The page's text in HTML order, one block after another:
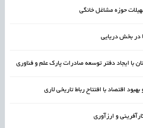
در بخش دریایی
با ایجاد دفتر توسعه صادرات پارک علم و فناوری
اقتصاد با افتتاح رباط تاریخی لاری
و ارزآوری